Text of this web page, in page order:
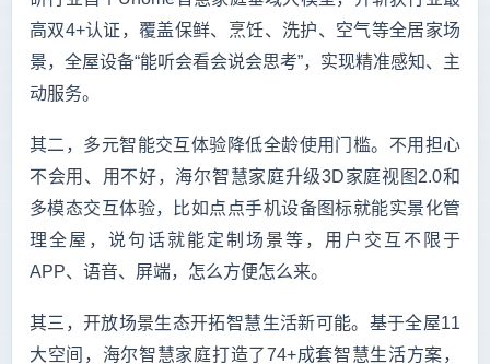
高双4+认证，覆盖保鲜、烹饪、洗护、空气等全居家场
景，全屋设备“能听会看会说会思考”，实现精准感知、主
动服务。
其二，多元智能交互体验降低全龄使用门槛。不用担心
不会用、用不好，海尔智慧家庭升级3D家庭视图2.0和
多模态交互体验，比如点点手机设备图标就能实景化管
理全屋，说句话就能定制场景等，用户交互不限于
APP、语音、屏端，怎么方便怎么来。
其三，开放场景生态开拓智慧生活新可能。基于全屋11
大空间，海尔智慧家庭打造了74+成套智慧生活方案，